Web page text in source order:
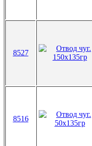
8527
8516